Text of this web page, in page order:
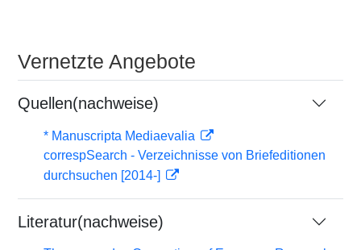
Vernetzte Angebote
Quellen(nachweise)
* Manuscripta Mediaevalia
correspSearch - Verzeichnisse von Briefeditionen
durchsuchen [2014-]
Literatur(nachweise)